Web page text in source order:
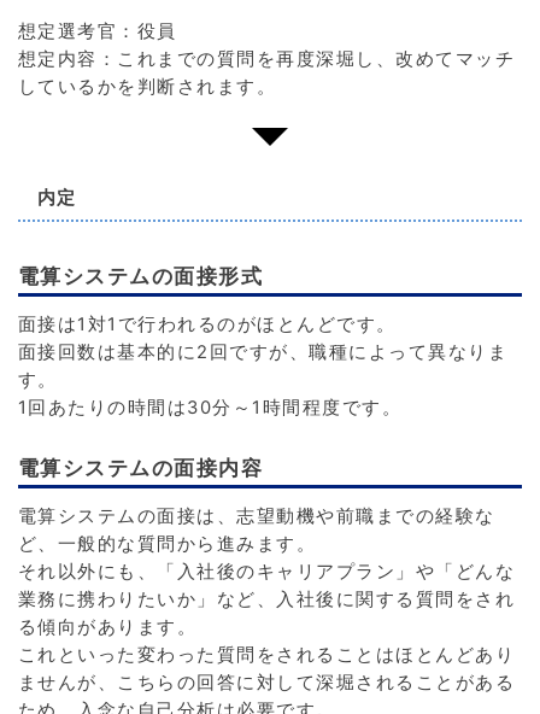
想定選考官：役員
想定内容：これまでの質問を再度深堀し、改めてマッチ
しているかを判断されます。
内定
電算システムの面接形式
面接は1対1で行われるのがほとんどです。
面接回数は基本的に2回ですが、職種によって異なりま
す。
1回あたりの時間は30分～1時間程度です。
電算システムの面接内容
電算システムの面接は、志望動機や前職までの経験な
ど、一般的な質問から進みます。
それ以外にも、「入社後のキャリアプラン」や「どんな
業務に携わりたいか」など、入社後に関する質問をされ
る傾向があります。
これといった変わった質問をされることはほとんどあり
ませんが、こちらの回答に対して深堀されることがある